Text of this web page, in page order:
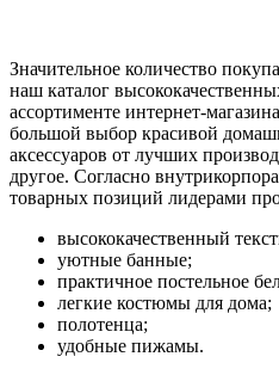
Значительное количество
наш каталог
ассортименте интернет-
большой выбор красивой
аксессуаров от лучших
другое. Согласно
товарных позиций лидерами
высококачественный
уютные банные;
практичное постельное
легкие костюмы для дома;
полотенца;
удобные пижамы.